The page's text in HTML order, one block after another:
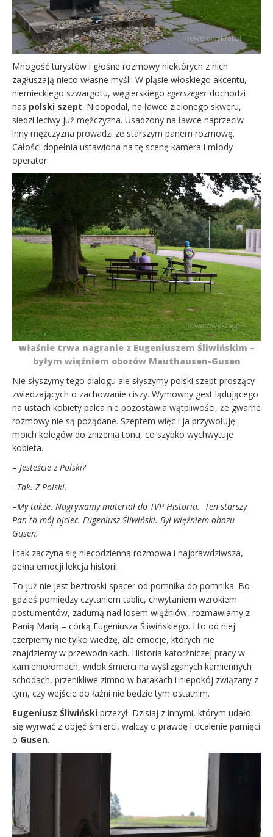
Mnogość turystów i głośne rozmowy niektórych z nich
zagłuszają nieco własne myśli. W pląsie włoskiego akcentu,
niemieckiego szwargotu, węgierskiego egerszeger dochodzi
nas polski szept. Nieopodal, na ławce zielonego skweru,
siedzi leciwy już mężczyzna. Usadzony na ławce naprzeciw
inny mężczyzna prowadzi ze starszym panem rozmowę.
Całości dopełnia ustawiona na tę scenę kamera i młody
operator.
właśnie trwa nagranie z Eugeniuszem Śliwińskim –
byłym więźniem obozów Mauthausen-Gusen
Nie słyszymy tego dialogu ale słyszymy polski szept proszący
zwiedzających o zachowanie ciszy. Wymowny gest lądującego
na ustach kobiety palca nie pozostawia wątpliwości, że gwarne
rozmowy nie są pożądane. Szeptem więc i ja przywołuję
moich kolegów do zniżenia tonu, co szybko wychwytuje
kobieta.
– Jesteście z Polski?
–Tak. Z Polski.
–My także. Nagrywamy materiał do TVP Historia. Ten starszy
Pan to mój ojciec. Eugeniusz Śliwiński. Był więźniem obozu
Gusen.
I tak zaczyna się niecodzienna rozmowa i najprawdziwsza,
pełna emocji lekcja historii.
To już nie jest beztroski spacer od pomnika do pomnika. Bo
gdzieś pomiędzy czytaniem tablic, chwytaniem wzrokiem
postumentów, zadumą nad losem więźniów, rozmawiamy z
Panią Marią – córką Eugeniusza Śliwińskiego. I to od niej
czerpiemy nie tylko wiedzę, ale emocje, których nie
znajdziemy w przewodnikach. Historia katorżniczej pracy w
kamieniołomach, widok śmierci na wyślizganych kamiennych
schodach, przenikliwe zimno w barakach i niepokój związany z
tym, czy wejście do łaźni nie będzie tym ostatnim.
Eugeniusz Śliwiński przeżył. Dzisiaj z innymi, którym udało
się wyrwać z objęć śmierci, walczy o prawdę i ocalenie pamięci
o Gusen.